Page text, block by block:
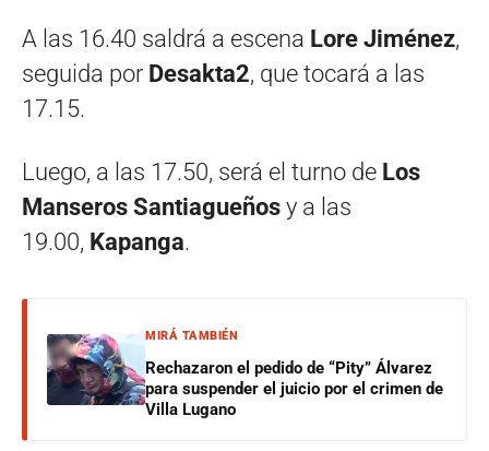
A las 16.40 saldrá a escena Lore Jiménez,
seguida por Desakta2, que tocará a las
17.15.
Luego, a las 17.50, será el turno de Los
Manseros Santiagueños y a las
19.00, Kapanga.
MIRÁ TAMBIÉN
Rechazaron el pedido de “Pity” Álvarez
para suspender el juicio por el crimen de
Villa Lugano